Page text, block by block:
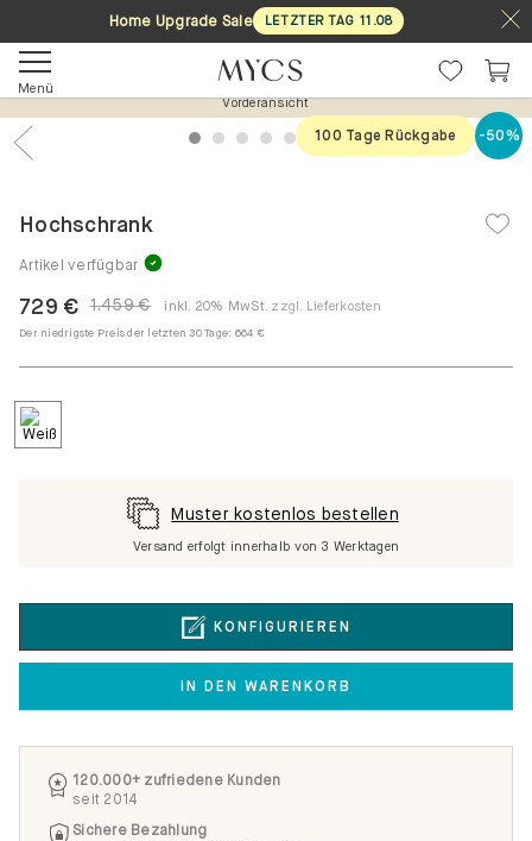
Home Upgrade Sale LETZTER TAG 11 .08
Menü
Vorderansicht
1 2 3 4 5 6 7
100 Tage Rückgabe -50%
Hochschrank
Artikel verfügbar
1.459 €
729 € inkl. 20% MwSt. zzgl. Lieferkosten
Der niedrigste Preis der letzten 30 Tage: 664 €
KONFIGURIEREN
IN DEN WARENKORB
Muster kostenlos bestellen
Versand erfolgt innerhalb von 3 Werktagen
120.000+ zufriedene Kunden
seit 2014
Sichere Bezahlung